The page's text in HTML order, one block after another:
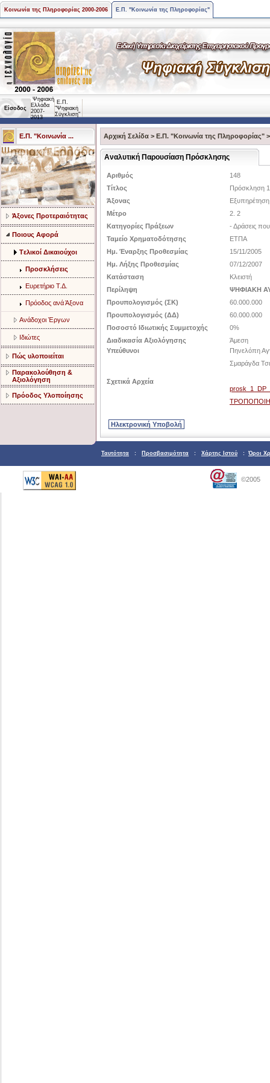
Κοινωνία της Πληροφορίας 2000-2006 Ε.Π. "Κοινωνία της Πληροφορίας"
Είσοδος
Ψηφιακή
Ελλάδα
2007-
2013
Ε.Π.
"Ψηφιακή
Σύγκλιση"
Ε.Π. "Κοινωνία ...
Άξονες Προτεραιότητας
Ποιους Αφορά
Tελικοί Δικαιούχοι
Προσκλήσεις
Ευρετήριο Τ.Δ.
Πρόοδος ανά Άξονα
Ανάδοχοι Έργων
Ιδιώτες
Πώς υλοποιείται
Παρακολούθηση &
Αξιολόγηση
Πρόοδος Υλοποίησης
Αρχική Σελίδα > Ε.Π. "Κοινωνία της Πληροφορίας"
Αναλυτική Παρουσίαση Πρόσκλησης
Αριθμός
148
Τίτλος
Πρόσκληση
Άξονας
Εξυπηρέτηση
Μέτρο
2. 2
Κατηγορίες Πράξεων
- Δράσεις
Ταμείο Χρηματοδότησης
ΕΤΠΑ
Ημ. Έναρξης Προθεσμίας
15/11/2005
Ημ. Λήξης Προθεσμίας
07/12/2007
Κατάσταση
Κλειστή
Περίληψη
ΨΗΦΙΑΚΗ
Προυπολογισμός (ΣΚ)
60.000.000
Προυπολογισμός (ΔΔ)
60.000.000
Ποσοστό Ιδιωτικής Συμμετοχής
0%
Διαδικασία Αξιολόγησης
Άμεση
Υπεύθυνοι
Πηνελόπη
Σμαράγδα
Σχετικά Αρχεία
Ταυτότητα : Προσβασιμότητα : Χάρτης Ιστού : Όροι
©2005